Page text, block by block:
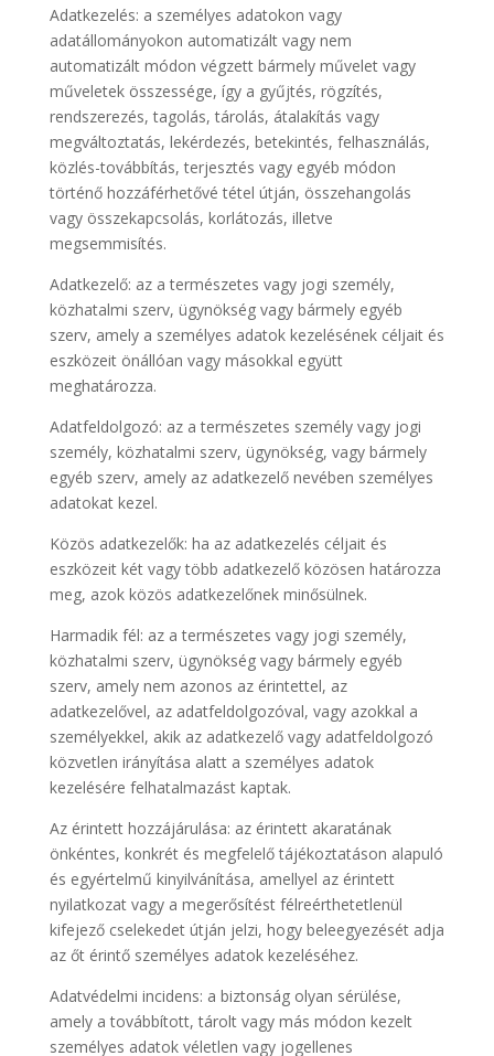
Adatkezelés: a személyes adatokon vagy
adatállományokon automatizált vagy nem
automatizált módon végzett bármely művelet vagy
műveletek összessége, így a gyűjtés, rögzítés,
rendszerezés, tagolás, tárolás, átalakítás vagy
megváltoztatás, lekérdezés, betekintés, felhasználás,
közlés-továbbítás, terjesztés vagy egyéb módon
történő hozzáférhetővé tétel útján, összehangolás
vagy összekapcsolás, korlátozás, illetve
megsemmisítés.
Adatkezelő: az a természetes vagy jogi személy,
közhatalmi szerv, ügynökség vagy bármely egyéb
szerv, amely a személyes adatok kezelésének céljait és
eszközeit önállóan vagy másokkal együtt
meghatározza.
Adatfeldolgozó: az a természetes személy vagy jogi
személy, közhatalmi szerv, ügynökség, vagy bármely
egyéb szerv, amely az adatkezelő nevében személyes
adatokat kezel.
Közös adatkezelők: ha az adatkezelés céljait és
eszközeit két vagy több adatkezelő közösen határozza
meg, azok közös adatkezelőnek minősülnek.
Harmadik fél: az a természetes vagy jogi személy,
közhatalmi szerv, ügynökség vagy bármely egyéb
szerv, amely nem azonos az érintettel, az
adatkezelővel, az adatfeldolgozóval, vagy azokkal a
személyekkel, akik az adatkezelő vagy adatfeldolgozó
közvetlen irányítása alatt a személyes adatok
kezelésére felhatalmazást kaptak.
Az érintett hozzájárulása: az érintett akaratának
önkéntes, konkrét és megfelelő tájékoztatáson alapuló
és egyértelmű kinyilvánítása, amellyel az érintett
nyilatkozat vagy a megerősítést félreérthetetlenül
kifejező cselekedet útján jelzi, hogy beleegyezését adja
az őt érintő személyes adatok kezeléséhez.
Adatvédelmi incidens: a biztonság olyan sérülése,
amely a továbbított, tárolt vagy más módon kezelt
személyes adatok véletlen vagy jogellenes